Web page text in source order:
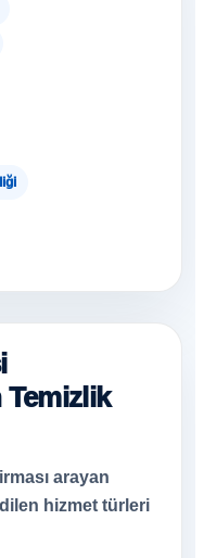
arayan
hizmet türleri